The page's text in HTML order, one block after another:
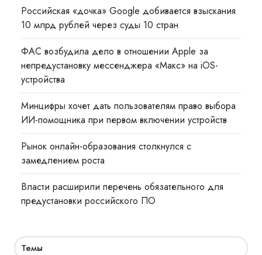
Российская «дочка» Google добивается взыскания
10 млрд рублей через суды 10 стран
ФАС возбудила дело в отношении Apple за
непредустановку мессенджера «Макс» на iOS-
устройства
Минцифры хочет дать пользователям право выбора
ИИ-помощника при первом включении устройств
Рынок онлайн-образования столкнулся с
замедлением роста
Власти расширили перечень обязательного для
предустановки российского ПО
Темы